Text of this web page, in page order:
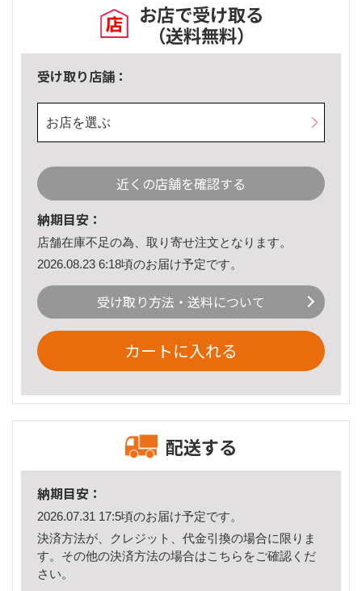
お店で受け取る
（送料無料）
受け取り店舗：
お店を選ぶ
近くの店舗を確認する
納期目安：
店舗在庫不足の為、取り寄せ注文となります。
2026.08.23 6:18頃のお届け予定です。
受け取り方法・送料について
カートに入れる
配送する
納期目安：
2026.07.31 17:5頃のお届け予定です。
決済方法が、クレジット、代金引換の場合に限りま
す。その他の決済方法の場合はこちら をご確認くだ
さい。